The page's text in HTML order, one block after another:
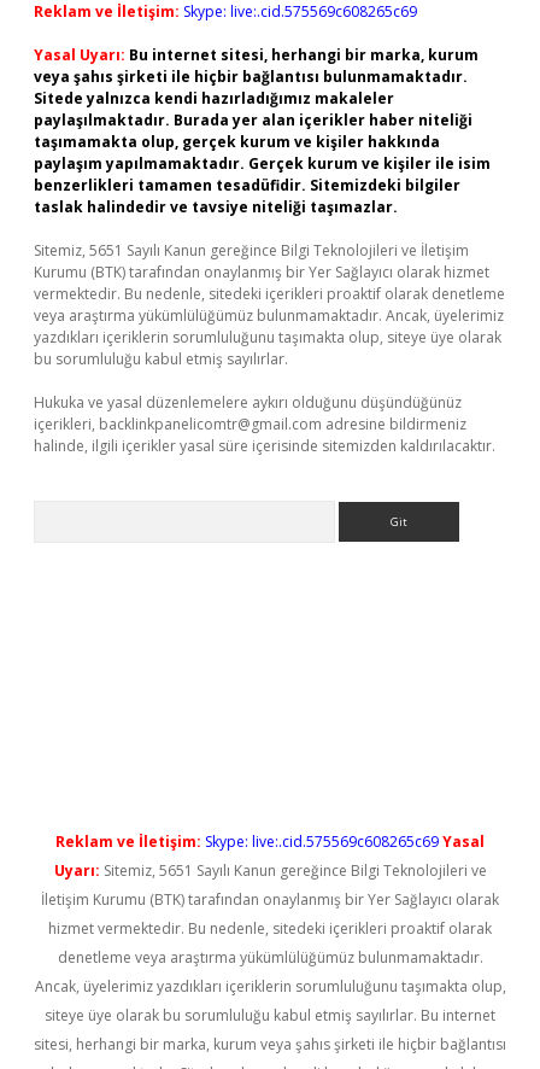
Reklam ve İletişim: Skype: live:.cid.575569c608265c69
Yasal Uyarı: Bu internet sitesi, herhangi bir marka, kurum
veya şahıs şirketi ile hiçbir bağlantısı bulunmamaktadır.
Sitede yalnızca kendi hazırladığımız makaleler
paylaşılmaktadır. Burada yer alan içerikler haber niteliği
taşımamakta olup, gerçek kurum ve kişiler hakkında
paylaşım yapılmamaktadır. Gerçek kurum ve kişiler ile isim
benzerlikleri tamamen tesadüfidir. Sitemizdeki bilgiler
taslak halindedir ve tavsiye niteliği taşımazlar.
Sitemiz, 5651 Sayılı Kanun gereğince Bilgi Teknolojileri ve İletişim
Kurumu (BTK) tarafından onaylanmış bir Yer Sağlayıcı olarak hizmet
vermektedir. Bu nedenle, sitedeki içerikleri proaktif olarak denetleme
veya araştırma yükümlülüğümüz bulunmamaktadır. Ancak, üyelerimiz
yazdıkları içeriklerin sorumluluğunu taşımakta olup, siteye üye olarak
bu sorumluluğu kabul etmiş sayılırlar.
Hukuka ve yasal düzenlemelere aykırı olduğunu düşündüğünüz
içerikleri, backlinkpanelicomtr@gmail.com adresine bildirmeniz
halinde, ilgili içerikler yasal süre içerisinde sitemizden kaldırılacaktır.
Reklam ve İletişim: Skype: live:.cid.575569c608265c69Yasal
Uyarı: Sitemiz, 5651 Sayılı Kanun gereğince Bilgi Teknolojileri ve
İletişim Kurumu (BTK) tarafından onaylanmış bir Yer Sağlayıcı olarak
hizmet vermektedir. Bu nedenle, sitedeki içerikleri proaktif olarak
denetleme veya araştırma yükümlülüğümüz bulunmamaktadır.
Ancak, üyelerimiz yazdıkları içeriklerin sorumluluğunu taşımakta olup,
siteye üye olarak bu sorumluluğu kabul etmiş sayılırlar. Bu internet
sitesi, herhangi bir marka, kurum veya şahıs şirketi ile hiçbir bağlantısı